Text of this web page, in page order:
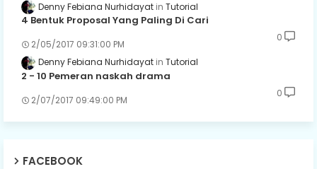
Denny Febiana Nurhidayat Tutorial
4 Bentuk Proposal Yang Paling Di Cari
2/05/2017 09:31:00 PM
0
Denny Febiana Nurhidayat Tutorial
2 - 10 Pemeran naskah drama
2/07/2017 09:49:00 PM
0
FACEBOOK